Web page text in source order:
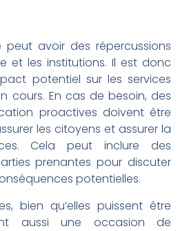
peut avoir des répercussions
et les institutions. Il est donc
potentiel sur les services
cours. En cas de besoin, des
proactives doivent être
les citoyens et assurer la
Cela peut inclure des
prenantes pour discuter
potentielles.
bien qu’elles puissent être
aussi une occasion de